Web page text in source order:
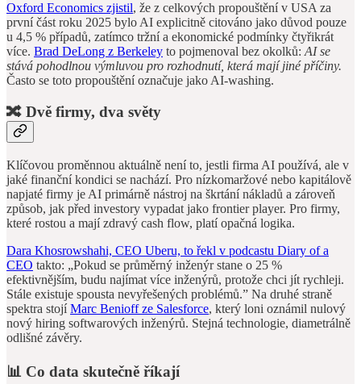
Oxford Economics zjistil, že z celkových propouštění v USA za
první část roku 2025 bylo AI explicitně citováno jako důvod pouze
u 4,5 % případů, zatímco tržní a ekonomické podmínky čtyřikrát
více. Brad DeLong z Berkeley to pojmenoval bez okolků:AI se
stává pohodlnou výmluvou pro rozhodnutí, která mají jiné příčiny.
Často se toto propouštění označuje jako AI-washing.
🔀 Dvě firmy, dva světy
Klíčovou proměnnou aktuálně není to, jestli firma AI používá, ale v
jaké finanční kondici se nachází. Pro nízkomaržové nebo kapitálově
napjaté firmy je AI primárně nástroj na škrtání nákladů a zároveň
způsob, jak před investory vypadat jako frontier player. Pro firmy,
které rostou a mají zdravý cash flow, platí opačná logika.
Dara Khosrowshahi, CEO Uberu, to řekl v podcastu Diary of a
CEO takto: „Pokud se průměrný inženýr stane o 25 %
efektivnějším, budu najímat více inženýrů, protože chci jít rychleji.
Stále existuje spousta nevyřešených problémů.” Na druhé straně
spektra stojíMarc Benioff ze Salesforce, který loni oznámil nulový
nový hiring softwarových inženýrů. Stejná technologie, diametrálně
odlišné závěry.
📊 Co data skutečně říkají